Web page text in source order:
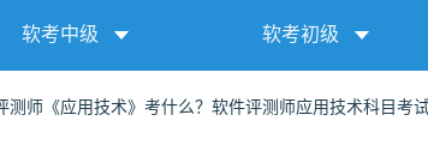
软考中级 软考初级
测师《应用技术》考什么？软件评测师应用技术科目考